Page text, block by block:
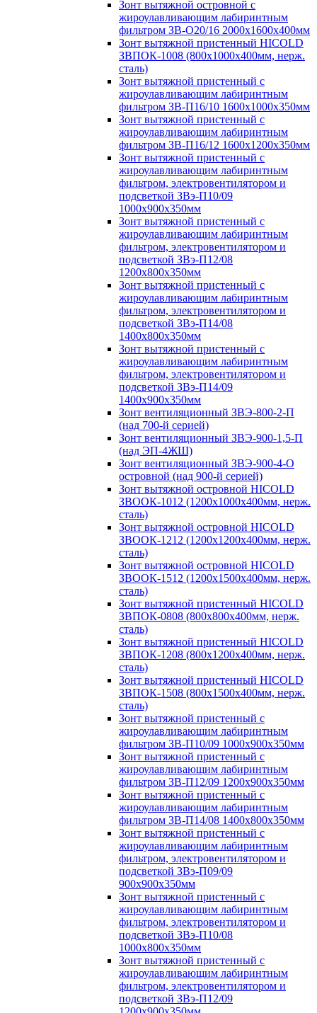
Зонт вытяжной островной с
жироулавливающим лабиринтным
фильтром ЗВ-О20/16 2000х1600х400мм
Зонт вытяжной пристенный HICOLD
ЗВПОК-1008 (800х1000х400мм, нерж.
сталь)
Зонт вытяжной пристенный с
жироулавливающим лабиринтным
фильтром ЗВ-П16/10 1600х1000х350мм
Зонт вытяжной пристенный с
жироулавливающим лабиринтным
фильтром ЗВ-П16/12 1600х1200х350мм
Зонт вытяжной пристенный с
жироулавливающим лабиринтным
фильтром, электровентилятором и
подсветкой ЗВэ-П10/09
1000х900х350мм
Зонт вытяжной пристенный с
жироулавливающим лабиринтным
фильтром, электровентилятором и
подсветкой ЗВэ-П12/08
1200х800х350мм
Зонт вытяжной пристенный с
жироулавливающим лабиринтным
фильтром, электровентилятором и
подсветкой ЗВэ-П14/08
1400х800х350мм
Зонт вытяжной пристенный с
жироулавливающим лабиринтным
фильтром, электровентилятором и
подсветкой ЗВэ-П14/09
1400х900х350мм
Зонт вентиляционный ЗВЭ-800-2-П
(над 700-й серией)
Зонт вентиляционный ЗВЭ-900-1,5-П
(над ЭП-4ЖШ)
Зонт вентиляционный ЗВЭ-900-4-О
островной (над 900-й серией)
Зонт вытяжной островной HICOLD
ЗВООК-1012 (1200х1000х400мм, нерж.
сталь)
Зонт вытяжной островной HICOLD
ЗВООК-1212 (1200x1200x400мм, нерж.
сталь)
Зонт вытяжной островной HICOLD
ЗВООК-1512 (1200х1500х400мм, нерж.
сталь)
Зонт вытяжной пристенный HICOLD
ЗВПОК-0808 (800х800х400мм, нерж.
сталь)
Зонт вытяжной пристенный HICOLD
ЗВПОК-1208 (800х1200х400мм, нерж.
сталь)
Зонт вытяжной пристенный HICOLD
ЗВПОК-1508 (800х1500х400мм, нерж.
сталь)
Зонт вытяжной пристенный с
жироулавливающим лабиринтным
фильтром ЗВ-П10/09 1000х900х350мм
Зонт вытяжной пристенный с
жироулавливающим лабиринтным
фильтром ЗВ-П12/09 1200х900х350мм
Зонт вытяжной пристенный с
жироулавливающим лабиринтным
фильтром ЗВ-П14/08 1400х800х350мм
Зонт вытяжной пристенный с
жироулавливающим лабиринтным
фильтром, электровентилятором и
подсветкой ЗВэ-П09/09
900х900х350мм
Зонт вытяжной пристенный с
жироулавливающим лабиринтным
фильтром, электровентилятором и
подсветкой ЗВэ-П10/08
1000х800х350мм
Зонт вытяжной пристенный с
жироулавливающим лабиринтным
фильтром, электровентилятором и
подсветкой ЗВэ-П12/09